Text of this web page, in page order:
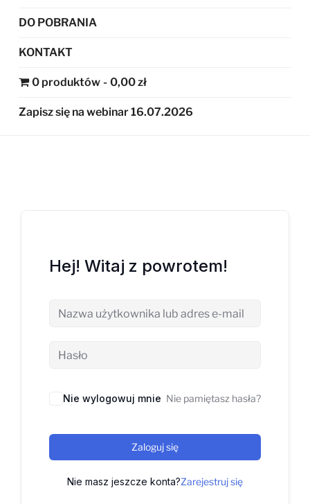
DO POBRANIA
KONTAKT
0 produktów 0,00 zł
Zapisz się na webinar 16.07.2026
Hej! Witaj z powrotem!
Nie wylogowuj mnie Nie pamiętasz hasła?
Zaloguj się
Nie masz jeszcze konta?Zarejestruj się